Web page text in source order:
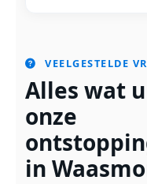
VEELGESTELDE
Alles wat
onze
in